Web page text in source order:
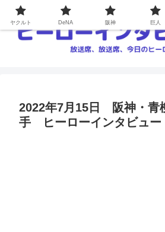
2022年7月15日 阪神・青
手 ヒーローインタビュー
ヤクルト DeNA 阪神 巨人